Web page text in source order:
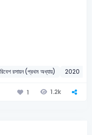
রসায়ন (প্রথম অধ্যায়) 2020
1 1.2k